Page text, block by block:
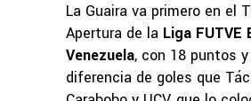
La Guaira va primero en el
Apertura de la Liga FUTVE
Venezuela, con 18 puntos
diferencia de goles que